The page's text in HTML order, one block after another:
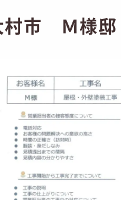
村市 Ｍ様